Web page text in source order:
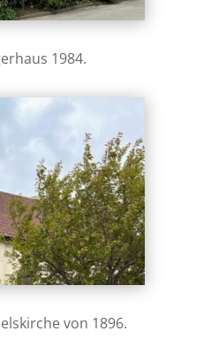
1984.
von 1896.